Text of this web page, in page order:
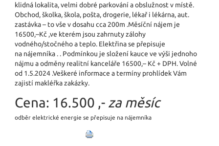
klidná lokalita, velmi dobré parkování a obslužnost v místě.
Obchod, školka, škola, pošta, drogerie, lékař i lékárna, aut.
zastávka – to vše v dosahu cca 200m .Měsíční nájem je
16500,–Kč ,ve kterém jsou zahrnuty zálohy
vodného/stočného a teplo. Elektřina se přepisuje
na nájemníka . . Podmínkou je složení kauce ve výši jednoho
nájmu a odměny realitní kanceláře 16500,– Kč + DPH. Volné
od 1.5.2024 .Veškeré informace a termíny prohlídek Vám
zajistí makléřka zakázky.
Cena: 16.500 ,- za měsíc
odběr elektrické energie se přepisuje na nájemníka